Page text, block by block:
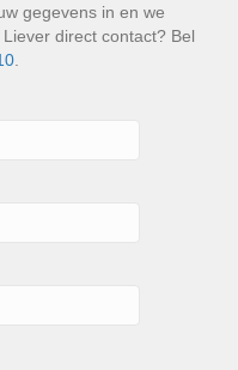
gegevens in en we
direct contact? Bel